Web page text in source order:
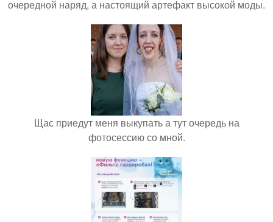
очередной наряд, а настоящий артефакт высокой моды.
Щас приедут меня выкупать а тут очередь на
фотосессию со мной.